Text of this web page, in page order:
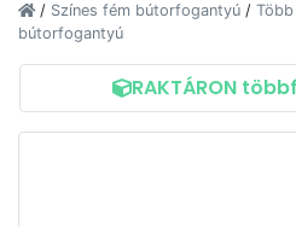
/ Színes fém bútorfogantyú /
bútorfogantyú
RAKTÁRON